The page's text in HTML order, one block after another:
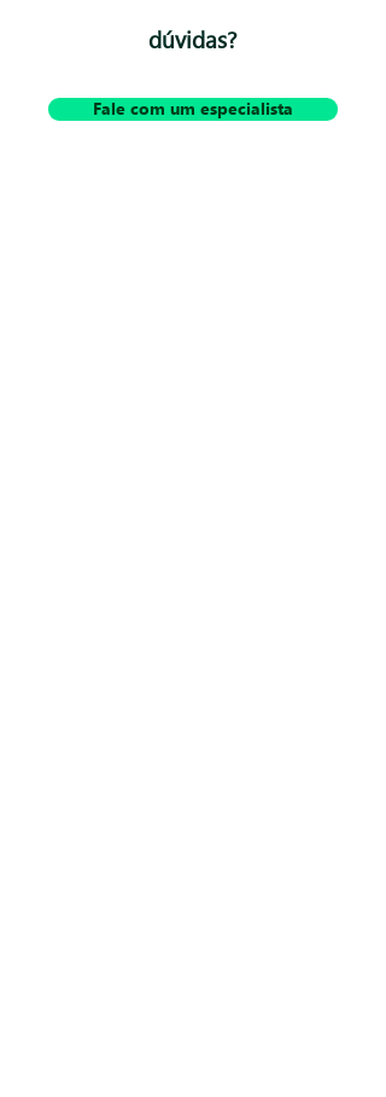
dúvidas?
Fale com um especialista